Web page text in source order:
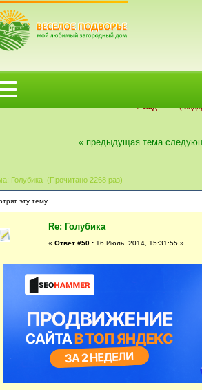
ВОЙТИ РЕГИСТРАЦИЯ
Подворье | Загородный дом
>Сад
« предыдущая тема
Голубика (Прочитано 2268 раз)
эту тему.
Re: Голубика
« Ответ #50 : 16 Июль, 2014, 15:31:55 »